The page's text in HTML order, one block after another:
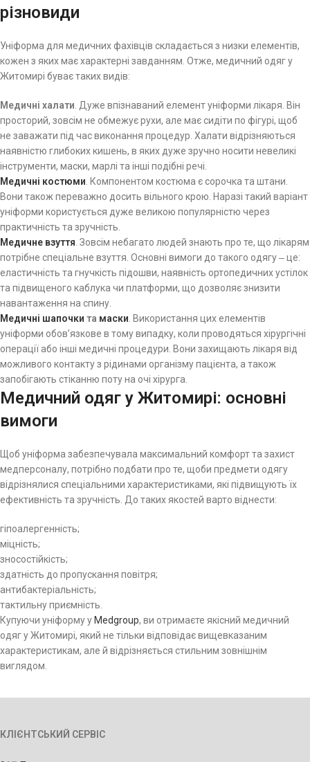
різновиди
Уніформа для медичних фахівців складається з низки елементів,
кожен з яких має характерні завданням. Отже, медичний одяг у
Житомирі буває таких видів:
Медичні халати . Дуже впізнаваний елемент уніформи лікаря. Він
просторий, зовсім не обмежує рухи, але має сидіти по фігурі, щоб
не заважати під час виконання процедур. Халати відрізняються
наявністю глибоких кишень, в яких дуже зручно носити невеликі
інструменти, маски, марлі та інші подібні речі.
Медичні костюми . Компонентом костюма є сорочка та штани.
Вони також переважно досить вільного крою. Наразі такий варіант
уніформи користується дуже великою популярністю через
практичність та зручність.
Медичне взуття . Зовсім небагато людей знають про те, що лікарям
потрібне спеціальне взуття. Основні вимоги до такого одягу ‒ це:
еластичність та гнучкість підошви, наявність ортопедичних устілок
та підвищеного каблука чи платформи, що дозволяє знизити
навантаження на спину.
Медичні шапочки та маски . Використання цих елементів
уніформи обов’язкове в тому випадку, коли проводяться хірургічні
операції або інші медичні процедури. Вони захищають лікаря від
можливого контакту з рідинами організму пацієнта, а також
запобігають стіканню поту на очі хірурга.
Медичний одяг у Житомирі: основні
вимоги
Щоб уніформа забезпечувала максимальний комфорт та захист
медперсоналу, потрібно подбати про те, щоби предмети одягу
відрізнялися спеціальними характеристиками, які підвищують їх
ефективність та зручність. До таких якостей варто віднести:
гіпоалергенність;
міцність;
зносостійкість;
здатність до пропускання повітря;
антибактеріальність;
тактильну приємність.
Купуючи уніформу у Medgroup, ви отримаєте якісний медичний
одяг у Житомирі, який не тільки відповідає вищевказаним
характеристикам, але й відрізняється стильним зовнішнім
виглядом.
КЛІЄНТСЬКИЙ СЕРВІС